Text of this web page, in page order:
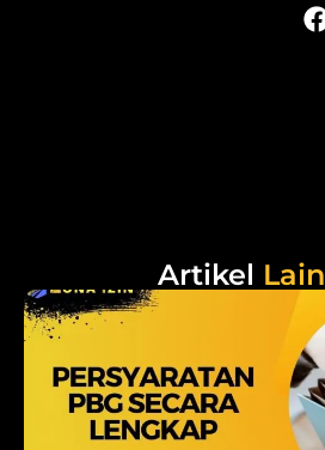
Artikel